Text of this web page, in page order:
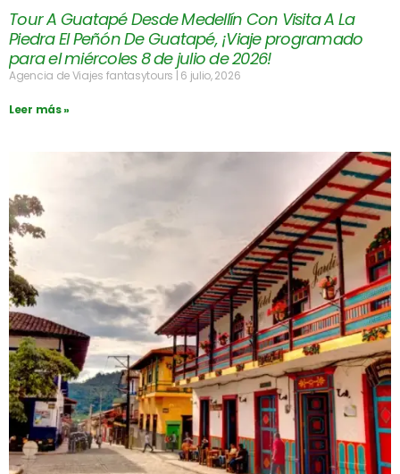
Tour A Guatapé Desde Medellín Con Visita A La
Piedra El Peñón De Guatapé, ¡Viaje programado
para el miércoles 8 de julio de 2026!
Agencia de Viajes fantasytours 6 julio, 2026
Leer más »